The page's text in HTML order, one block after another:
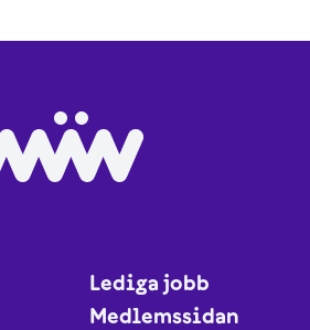
Lediga jobb
Medlemssidan